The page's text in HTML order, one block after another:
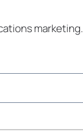
marketing.